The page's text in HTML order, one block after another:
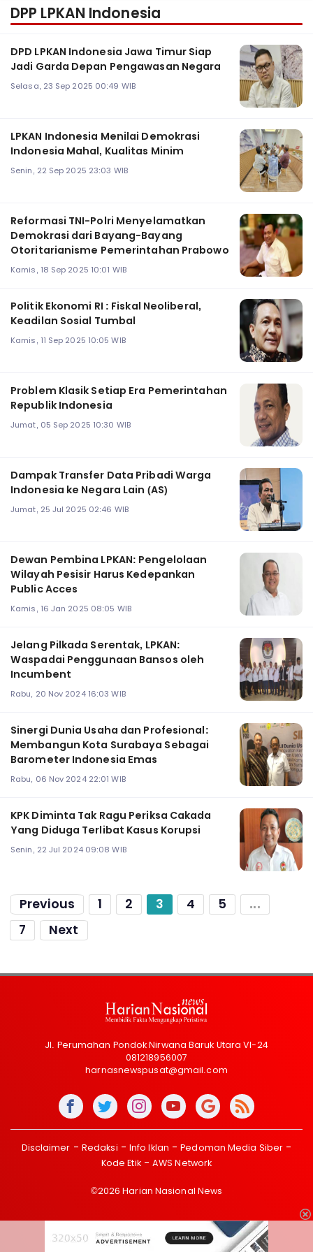
DPP LPKAN Indonesia
DPD LPKAN Indonesia Jawa Timur Siap
Jadi Garda Depan Pengawasan Negara
Selasa, 23 Sep 2025 00:49 WIB
LPKAN Indonesia Menilai Demokrasi
Indonesia Mahal, Kualitas Minim
Senin, 22 Sep 2025 23:03 WIB
Reformasi TNI-Polri Menyelamatkan
Demokrasi dari Bayang-Bayang
Otoritarianisme Pemerintahan Prabowo
Kamis, 18 Sep 2025 10:01 WIB
Politik Ekonomi RI : Fiskal Neoliberal,
Keadilan Sosial Tumbal
Kamis, 11 Sep 2025 10:05 WIB
Problem Klasik Setiap Era Pemerintahan
Republik Indonesia
Jumat, 05 Sep 2025 10:30 WIB
Dampak Transfer Data Pribadi Warga
Indonesia ke Negara Lain (AS)
Jumat, 25 Jul 2025 02:46 WIB
Dewan Pembina LPKAN: Pengelolaan
Wilayah Pesisir Harus Kedepankan
Public Acces
Kamis, 16 Jan 2025 08:05 WIB
Jelang Pilkada Serentak, LPKAN:
Waspadai Penggunaan Bansos oleh
Incumbent
Rabu, 20 Nov 2024 16:03 WIB
Sinergi Dunia Usaha dan Profesional:
Membangun Kota Surabaya Sebagai
Barometer Indonesia Emas
Rabu, 06 Nov 2024 22:01 WIB
KPK Diminta Tak Ragu Periksa Cakada
Yang Diduga Terlibat Kasus Korupsi
Senin, 22 Jul 2024 09:08 WIB
Previous 1 2 3 4 5
...
7
Next
Jl. Perumahan Pondok Nirwana Baruk Utara VI-24
081218956007
harnasnewspusat@gmail.com
Disclaimer Redaksi Info Iklan
Pedoman Media Siber
Kode Etik
AWS Network
©2026 Harian Nasional News